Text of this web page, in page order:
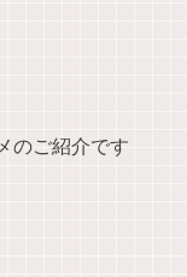
のご紹介です